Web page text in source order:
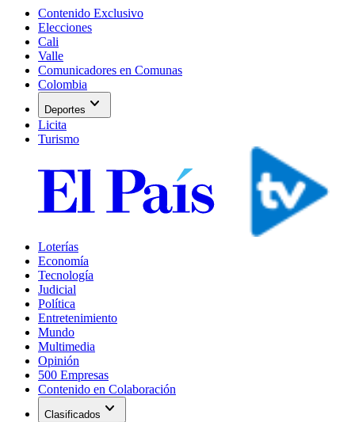
Contenido Exclusivo
Elecciones
Cali
Valle
Comunicadores en Comunas
Colombia
Deportes expand_more
Licita
Turismo
Loterías
Economía
Tecnología
Judicial
Política
Entretenimiento
Mundo
Multimedia
Opinión
500 Empresas
Contenido en Colaboración
Clasificados expand_more